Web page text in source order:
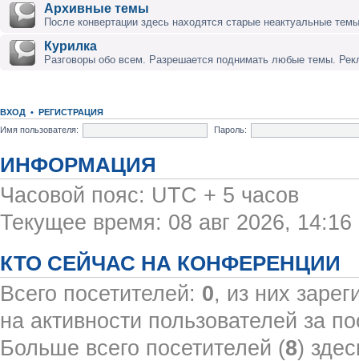
Архивные темы
После конвертации здесь находятся старые неактуальные
Курилка
Разговоры обо всем. Разрешается поднимать любые темы.
ВХОД • РЕГИСТРАЦИЯ
Имя пользователя:
Пароль:
ИНФОРМАЦИЯ
Часовой пояс: UTC + 5 часов
Текущее время: 08 авг 2026, 14:16
КТО СЕЙЧАС НА КОНФЕРЕНЦИИ
Всего посетителей: 0, из них
на активности пользователей за
Больше всего посетителей (8)